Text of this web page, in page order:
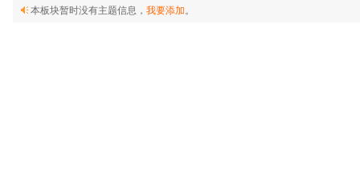
本板块暂时没有主题信息， 我要添加。